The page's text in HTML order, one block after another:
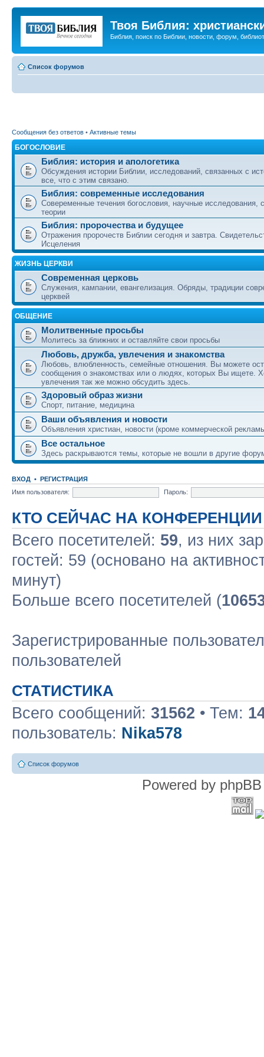
Твоя Библия:
Библия, поиск по Библии, новости, форум,
Список форумов
Сообщения без ответов • Активные темы
БОГОСЛОВИЕ
Библия: история и апологетика
Обсуждения истории Библии, исследований, связанных с
все, что с этим связано.
Библия: современные исследования
Совеременные течения богословия, научные исследования,
теории
Библия: пророчества и будущее
Отражения пророчеств Библии сегодня и завтра.
Исцеления
ЖИЗНЬ ЦЕРКВИ
Современная церковь
Служения, кампании, евангелизация. Обряды, традиции
церквей
ОБЩЕНИЕ
Молитвенные просьбы
Молитесь за ближних и оставляйте свои просьбы
Любовь, дружба, увлечения и знакомства
Любовь, влюбленность, семейные отношения. Вы можете
сообщения о знакомствах или о людях, которых Вы ищете.
увлечения так же можно обсудить здесь.
Здоровый образ жизни
Спорт, питание, медицина
Ваши объявления и новости
Объявления христиан, новости (кроме коммерческой
Все остальное
Здесь раскрываются темы, которые не вошли в другие
ВХОД • РЕГИСТРАЦИЯ
Имя пользователя:
Пароль:
КТО СЕЙЧАС НА КОНФЕРЕНЦИИ
Всего посетителей: 59, из них
гостей: 59 (основано на
минут)
Больше всего посетителей (
Зарегистрированные
пользователей
СТАТИСТИКА
Всего сообщений: 31562 • Тем:
пользователь: Nika578
Список форумов
Powered by